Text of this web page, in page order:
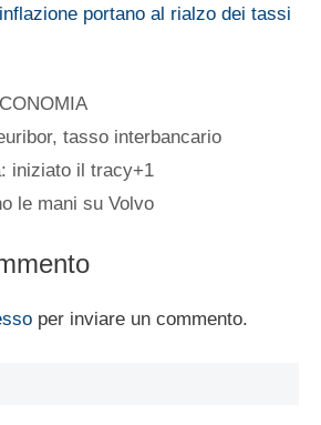
portano al rialzo dei tassi
,tasso interbancario
iniziato il tracy+1
le mani su Volvo
per inviare un commento.